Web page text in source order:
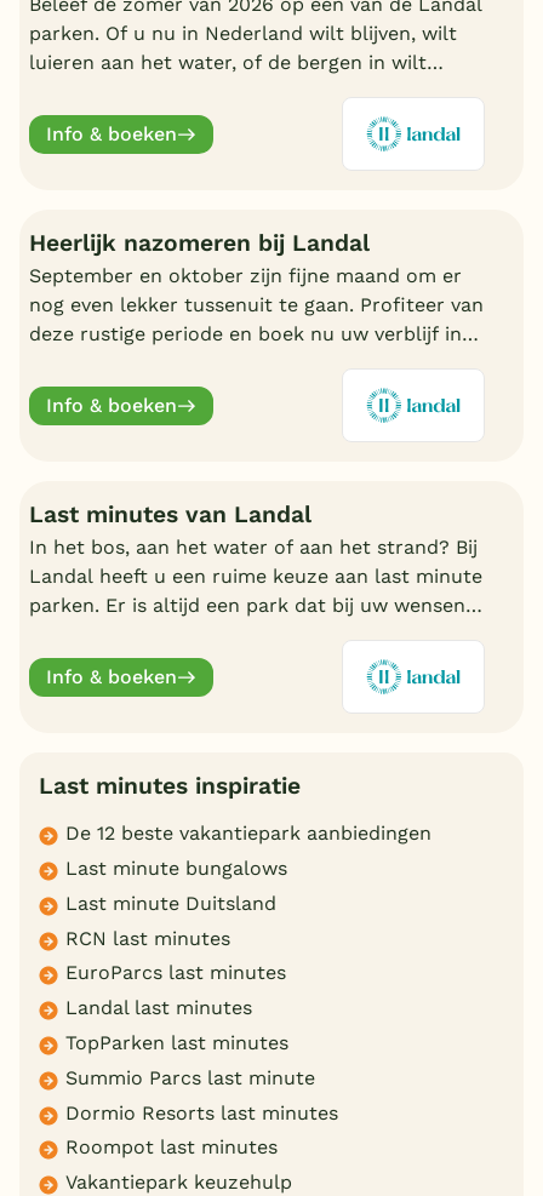
Beleef de zomer van 2026 op één van de Landal
parken. Of u nu in Nederland wilt blijven, wilt
luieren aan het water, of de bergen in wilt
fijn Landal park.
Info & boeken
Heerlijk nazomeren bij Landal
September en oktober zijn fijne maand om er
nog even lekker tussenuit te gaan. Profiteer van
deze rustige periode en boek nu uw verblijf in
Info & boeken
Last minutes van Landal
In het bos, aan het water of aan het strand? Bij
Landal heeft u een ruime keuze aan last minute
parken. Er is altijd een park dat bij uw wensen
online.
Info & boeken
Last minutes inspiratie
De 12 beste vakantiepark aanbiedingen
Last minute bungalows
Last minute Duitsland
RCN last minutes
EuroParcs last minutes
Landal last minutes
TopParken last minutes
Summio Parcs last minute
Dormio Resorts last minutes
Roompot last minutes
Vakantiepark keuzehulp